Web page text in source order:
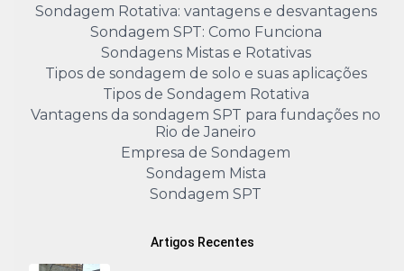
Sondagem Rotativa: vantagens e desvantagens
Sondagem SPT: Como Funciona
Sondagens Mistas e Rotativas
Tipos de sondagem de solo e suas aplicações
Tipos de Sondagem Rotativa
Vantagens da sondagem SPT para fundações no
Rio de Janeiro
Empresa de Sondagem
Sondagem Mista
Sondagem SPT
Artigos Recentes